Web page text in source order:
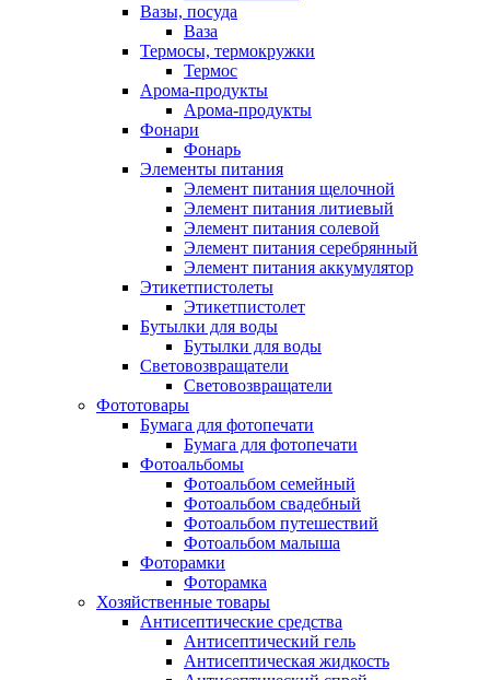
Вазы, посуда
Ваза
Термосы, термокружки
Термос
Арома-продукты
Арома-продукты
Фонари
Фонарь
Элементы питания
Элемент питания щелочной
Элемент питания литиевый
Элемент питания солевой
Элемент питания серебрянный
Элемент питания аккумулятор
Этикетпистолеты
Этикетпистолет
Бутылки для воды
Бутылки для воды
Световозвращатели
Световозвращатели
Фототовары
Бумага для фотопечати
Бумага для фотопечати
Фотоальбомы
Фотоальбом семейный
Фотоальбом свадебный
Фотоальбом путешествий
Фотоальбом малыша
Фоторамки
Фоторамка
Хозяйственные товары
Антисептические средства
Антисептический гель
Антисептическая жидкость